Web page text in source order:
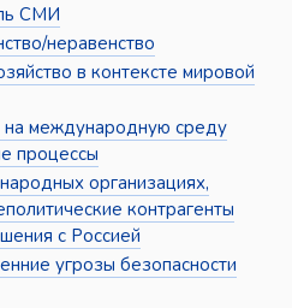
СМИ
неравенство
в контексте мировой
на международную среду
процессы
организациях,
контрагенты
с Россией
угрозы безопасности